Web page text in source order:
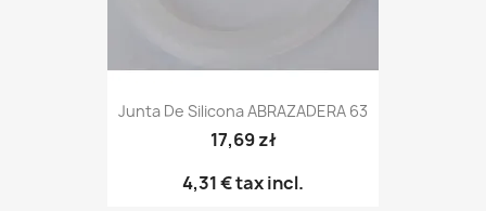
Junta De Silicona ABRAZADERA 63
17,69 zł
4,31 €tax incl.